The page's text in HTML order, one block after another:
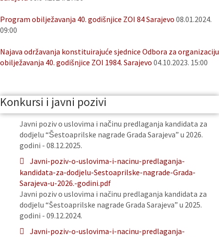
Program obilježavanja 40. godišnjice ZOI 84 Sarajevo 08.01.2024.
09:00
Najava održavanja konstituirajuće sjednice Odbora za organizaciju
obilježavanja 40. godišnjice ZOI 1984. Sarajevo 04.10.2023. 15:00
Konkursi i javni pozivi
Javni poziv o uslovima i načinu predlaganja kandidata za
dodjelu “Šestoaprilske nagrade Grada Sarajeva” u 2026.
godini - 08.12.2025.
Javni-poziv-o-uslovima-i-nacinu-predlaganja-
kandidata-za-dodjelu-Sestoaprilske-nagrade-Grada-
Sarajeva-u-2026.-godini.pdf
Javni poziv o uslovima i načinu predlaganja kandidata za
dodjelu “Šestoaprilske nagrade Grada Sarajeva” u 2025.
godini - 09.12.2024.
Javni-poziv-o-uslovima-i-nacinu-predlaganja-